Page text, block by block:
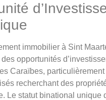
immobilier à Sint
des opportunités
Caraïbes,
recherchant des
Le statut binational unique